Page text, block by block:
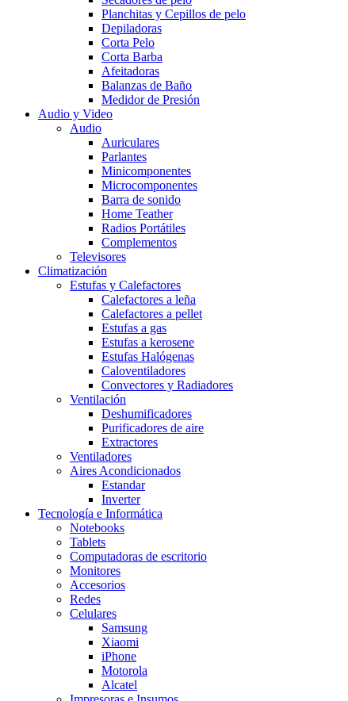
Planchitas y Cepillos de pelo
Depiladoras
Corta Pelo
Corta Barba
Afeitadoras
Balanzas de Baño
Medidor de Presión
Audio y Video
Audio
Auriculares
Parlantes
Minicomponentes
Microcomponentes
Barra de sonido
Home Teather
Radios Portátiles
Complementos
Televisores
Climatización
Estufas y Calefactores
Calefactores a leña
Calefactores a pellet
Estufas a gas
Estufas a kerosene
Estufas Halógenas
Caloventiladores
Convectores y Radiadores
Ventilación
Deshumificadores
Purificadores de aire
Extractores
Ventiladores
Aires Acondicionados
Estandar
Inverter
Tecnología e Informática
Notebooks
Tablets
Computadoras de escritorio
Monitores
Accesorios
Redes
Celulares
Samsung
Xiaomi
iPhone
Motorola
Alcatel